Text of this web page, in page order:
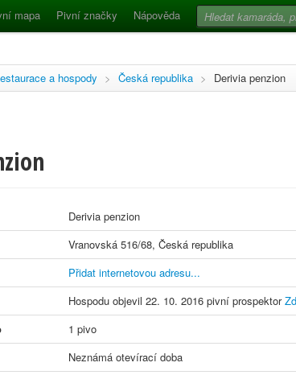
mapa Pivní značky Nápověda
a hospody > Česká republika > Derivia penzion
Derivia penzion
Vranovská 516/68, Česká republika
Přidat internetovou adresu...
Hospodu objevil 22. 10. 2016 pivní prospektor
1 pivo
Neznámá otevírací doba